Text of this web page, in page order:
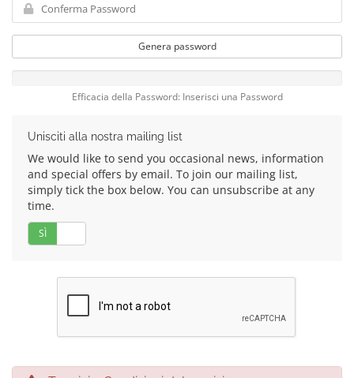
Genera password
Efficacia della Password: Inserisci una Password
Unisciti alla nostra mailing list
We would like to send you occasional news, information
and special offers by email. To join our mailing list,
simply tick the box below. You can unsubscribe at any
time.
SÌ